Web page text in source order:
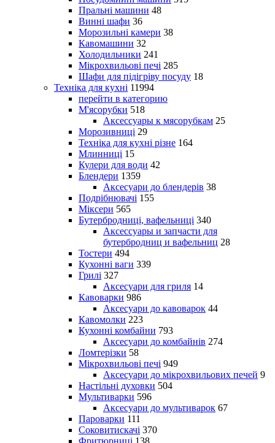
Пральні машини 48
Винні шафи 36
Морозильні камери 38
Кавомашини 32
Холодильники 241
Мікрохвильові печі 285
Шафи для підігріву посуду 18
Техніка для кухні 11994
перейти в категорию
М'ясорубки 518
Аксессуары к мясорубкам 25
Морозивниці 29
Техніка для кухні різне 164
Млинниці 15
Кулери для води 42
Блендери 1359
Аксесуари до блендерів 38
Подрібнювачі 155
Міксери 565
Бутербродниці, вафельниці 340
Аксессуары и запчасти для
бутербродниц и вафельниц 28
Тостери 494
Кухонні ваги 339
Грилі 327
Аксесуари для гриля 14
Кавоварки 986
Аксесуари до кавоварок 44
Кавомолки 223
Кухонні комбайни 793
Аксесуари до комбайнів 274
Ломтерізки 58
Мікрохвильові печі 949
Аксесуари до мікрохвильових печей 9
Настільні духовки 504
Мультиварки 596
Аксесуари до мультиварок 67
Пароварки 111
Соковитискачі 370
Фритюрниці 138